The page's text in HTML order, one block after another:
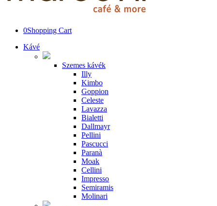
0Shopping Cart
Kávé
Szemes kávék
Illy
Kimbo
Goppion
Celeste
Lavazza
Bialetti
Dallmayr
Pellini
Pascucci
Paranà
Moak
Cellini
Impresso
Semiramis
Molinari